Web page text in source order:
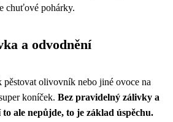
chuťové pohárky.
a odvodnění
pěstovat olivovník nebo jiné ovoce na
koníček. Bez pravidelný zálivky a
ale nepůjde, to je základ úspěchu.